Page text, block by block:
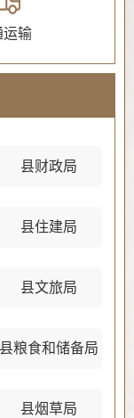
运输
县财政局
县住建局
县文旅局
县粮食和储备局
县烟草局